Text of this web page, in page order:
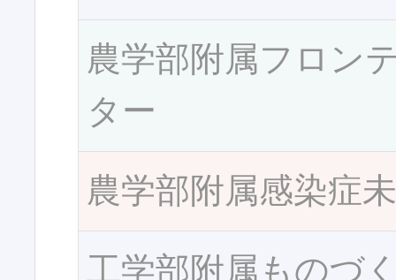
農学部附属フロン
ター
農学部附属感染症
工学部附属ものづ